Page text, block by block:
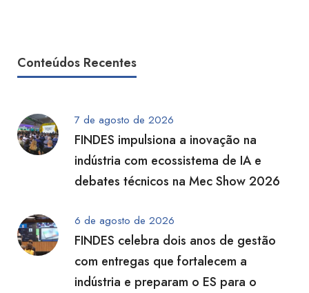
Conteúdos Recentes
7 de agosto de 2026
FINDES impulsiona a inovação na
indústria com ecossistema de IA e
debates técnicos na Mec Show 2026
6 de agosto de 2026
FINDES celebra dois anos de gestão
com entregas que fortalecem a
indústria e preparam o ES para o